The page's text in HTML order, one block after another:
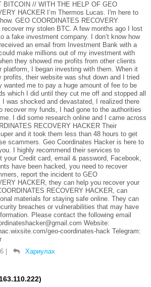
BITCOIN // WITH THE HELP OF GEO
HACKER I’m Thermos Lucas. I'm here to
GEO COORDINATES RECOVERY
recover my stolen BTC. A few months ago I lost
a fake investment company. I don’t know how
an email from Investment Bank with a
make millions out of my investment with
they showed me profits from other clients
platform, I began investing with them. When it
profits, their website was shut down and I tried
wanted me to pay a huge amount of fee to be
which I did until they cut me off and stopped all
was shocked and devastated, I realized there
recover my funds, I had gone to the authorities
I did some research online and I came across
RECOVERY HACKER Their
and it took them less than 48 hours to get
scammers. Geo Coordinates Hacker is here to
I highly recommend their services to
your Credit card, email & password, Facebook,
have been hacked, you need to recover
report the incident to GEO
HACKER, they can help you recover your
RECOVERY HACKER, can
materials for staying safe online. They can
breaches or vulnerabilities that may have
Please contact the following email
Website:
geo-coordinates-hack Telegram:
Хариулах